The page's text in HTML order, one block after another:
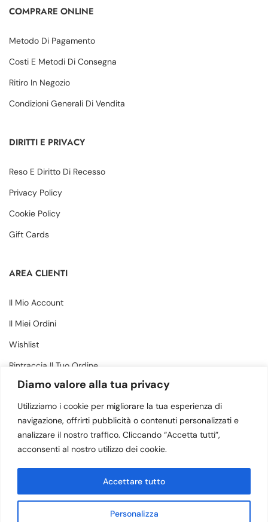
Diamo valore alla tua privacy
Utilizziamo i cookie per migliorare la tua esperienza di
navigazione, offrirti pubblicità o contenuti personalizzati e
analizzare il nostro traffico. Cliccando “Accetta tutti”,
acconsenti al nostro utilizzo dei cookie.
Personalizza
Accettare tutto
COMPRARE ONLINE
Metodo Di Pagamento
Costi E Metodi Di Consegna
Ritiro In Negozio
Condizioni Generali Di Vendita
DIRITTI E PRIVACY
Reso E Diritto Di Recesso
Privacy Policy
Cookie Policy
Gift Cards
AREA CLIENTI
Il Mio Account
Il Miei Ordini
Wishlist
Rintraccia Il Tuo Ordine
CONTATTI
Via Margherita 34, Amantea (CS) - 87032
info@calzaturebruno.com